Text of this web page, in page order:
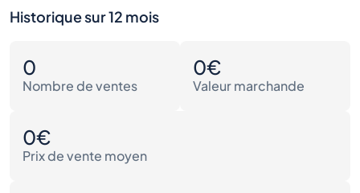
Historique sur 12 mois
0
Nombre de ventes
0€
Valeur marchande
0€
Prix de vente moyen